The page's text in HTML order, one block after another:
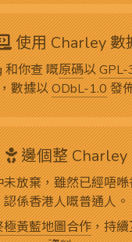
使用 Charley 數
和你查 嘅原碼以
數據以ODbL-1.0發
邊個整 Charley
放棄，雖然已經唔
認係香港人嘅普通人。
極黃藍地圖合作，持